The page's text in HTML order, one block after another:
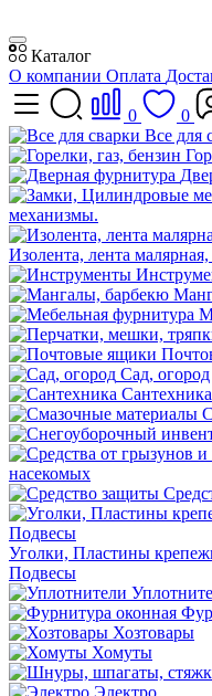
Каталог
О компании Оплата
0 0
Все для
механизмы.
Изолента, лента
Сад, огород
Сантехника
насекомых
Уголки, Пластины
Подвесы
Хозтовары
Хомуты
Электро